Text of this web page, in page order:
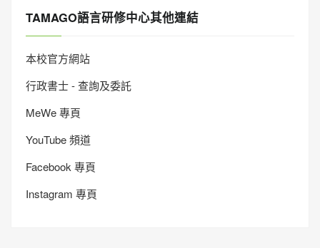
TAMAGO語言研修中心其他連結
本校官方網站
行政書士 - 查詢及委託
MeWe 專頁
YouTube 頻道
Facebook 專頁
Instagram 專頁